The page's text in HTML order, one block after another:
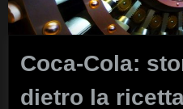
Coca-Cola:
dietro la